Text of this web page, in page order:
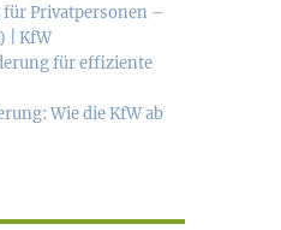
Privatpersonen –
| KfW
für effiziente
Wie die KfW ab